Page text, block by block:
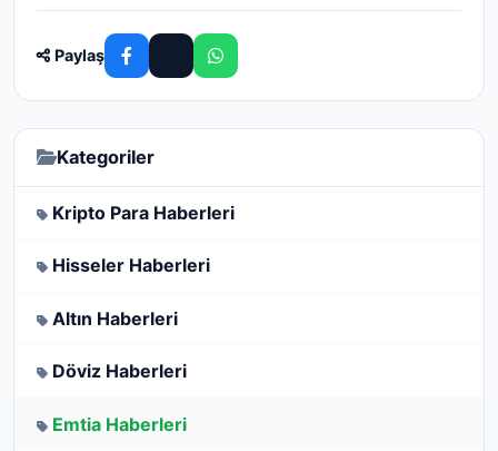
Paylaş
Kategoriler
Kripto Para Haberleri
Hisseler Haberleri
Altın Haberleri
Döviz Haberleri
Emtia Haberleri